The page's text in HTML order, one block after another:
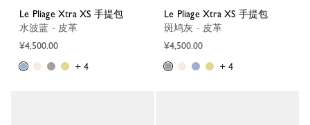
Le Pliage Xtra XS 手提包
水波蓝 - 皮革
¥4,500.00
+ 4
Le Pliage Xtra XS 手提包
斑鸠灰 - 皮革
¥4,500.00
+ 4